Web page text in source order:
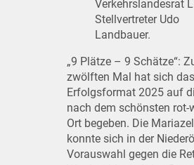
Verkehrslandesrat
Stellvertreter Udo
Landbauer.
„9 Plätze – 9 Schätze“:
zwölften Mal hat sich das
Erfolgsformat 2025 auf
nach dem schönsten rot-
Ort begeben. Die
konnte sich in der
Vorauswahl gegen die